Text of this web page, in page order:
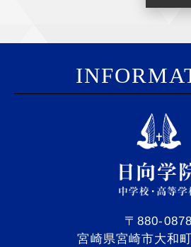
I
〒880-0878
宮崎県宮崎市大和